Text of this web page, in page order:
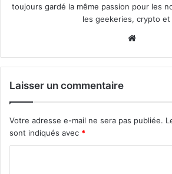
toujours gardé la même passion pour les
les geekeries, crypto et
Website
Laisser un commentaire
Votre adresse e-mail ne sera pas publiée.
sont indiqués avec *